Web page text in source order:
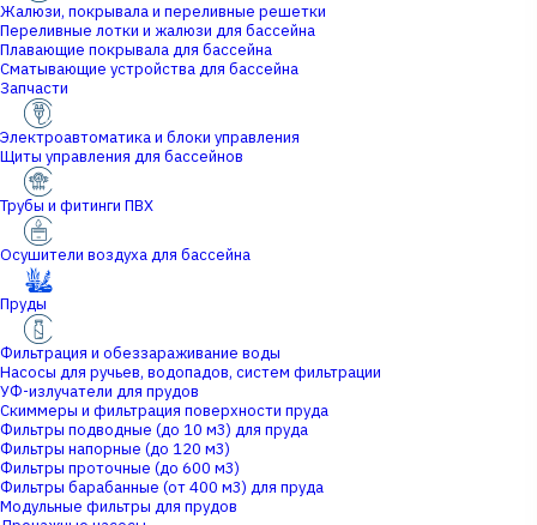
Жалюзи, покрывала и переливные решетки
Переливные лотки и жалюзи для бассейна
Плавающие покрывала для бассейна
Сматывающие устройства для бассейна
Запчасти
Электроавтоматика и блоки управления
Щиты управления для бассейнов
Трубы и фитинги ПВХ
Осушители воздуха для бассейна
Пруды
Фильтрация и обеззараживание воды
Насосы для ручьев, водопадов, систем фильтрации
УФ-излучатели для прудов
Скиммеры и фильтрация поверхности пруда
Фильтры подводные (до 10 м3) для пруда
Фильтры напорные (до 120 м3)
Фильтры проточные (до 600 м3)
Фильтры барабанные (от 400 м3) для пруда
Модульные фильтры для прудов